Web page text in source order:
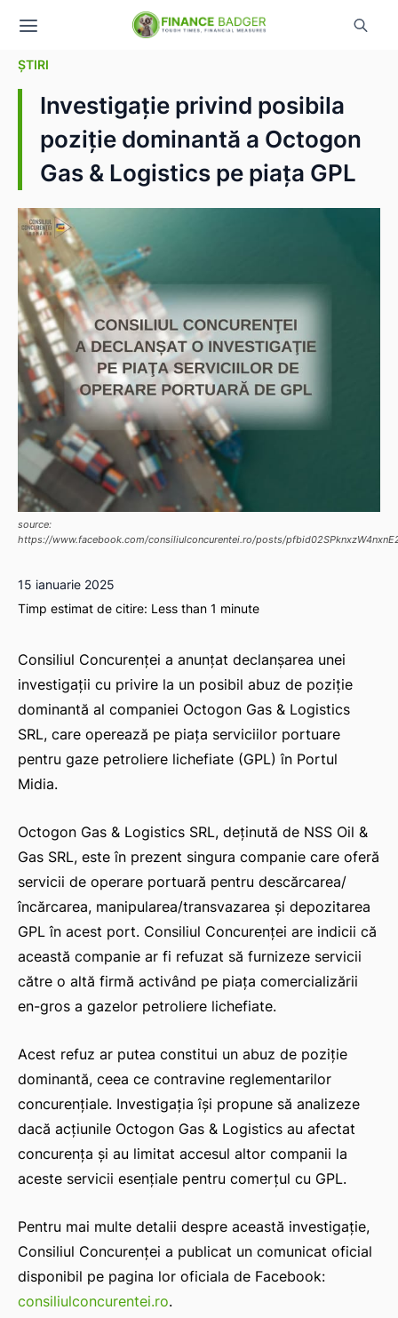
ȘTIRI
Investigație privind posibila
poziție dominantă a Octogon
Gas & Logistics pe piața GPL
source:
https://www.facebook.com/consiliulconcurentei.ro/posts/
15 ianuarie 2025
Timp estimat de citire: Less than 1 minute
Consiliul Concurenței a anunțat declanșarea unei
investigații cu privire la un posibil abuz de poziție
dominantă al companiei Octogon Gas & Logistics
SRL, care operează pe piața serviciilor portuare
pentru gaze petroliere lichefiate (GPL) în Portul
Midia.
Octogon Gas & Logistics SRL, deținută de NSS Oil &
Gas SRL, este în prezent singura companie care oferă
servicii de operare portuară pentru descărcarea/
încărcarea, manipularea/transvazarea și depozitarea
GPL în acest port. Consiliul Concurenței are indicii că
această companie ar fi refuzat să furnizeze servicii
către o altă firmă activând pe piața comercializării
en-gros a gazelor petroliere lichefiate.
Acest refuz ar putea constitui un abuz de poziție
dominantă, ceea ce contravine reglementarilor
concurențiale. Investigația își propune să analizeze
dacă acțiunile Octogon Gas & Logistics au afectat
concurența și au limitat accesul altor companii la
aceste servicii esențiale pentru comerțul cu GPL.
Pentru mai multe detalii despre această investigație,
Consiliul Concurenței a publicat un comunicat oficial
disponibil pe pagina lor oficiala de Facebook:
consiliulconcurentei.ro.